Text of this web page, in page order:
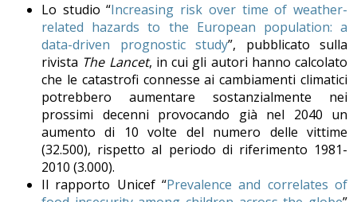
Lo studio “Increasing risk over time of weather-
related hazards to the European population: a
data-driven prognostic study”, pubblicato sulla
rivista The Lancet, in cui gli autori hanno calcolato
che le catastrofi connesse ai cambiamenti climatici
potrebbero aumentare sostanzialmente nei
prossimi decenni provocando già nel 2040 un
aumento di 10 volte del numero delle vittime
(32.500), rispetto al periodo di riferimento 1981-
2010 (3.000).
Il rapporto Unicef “Prevalence and correlates of